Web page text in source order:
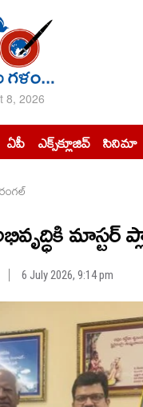
8, 2026
ఏపీ ఎక్స్‌క్లూజివ్‌ సినిమా
మాస్టర్
6 July 2026, 9:14 pm